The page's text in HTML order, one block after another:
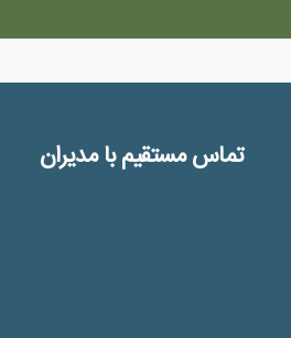
تماس مستقیم با مدیران